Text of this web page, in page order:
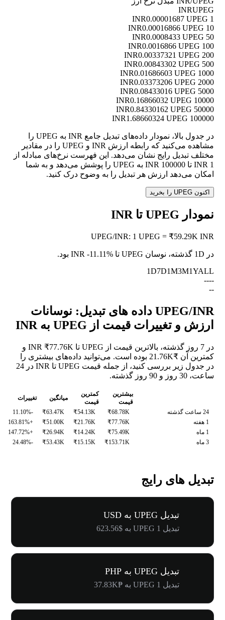
INRUPEG
1 INR
0.00001687 UPEG
10 INR
0.00016866 UPEG
50 INR
0.0008433 UPEG
100 INR
0.0016866 UPEG
200 INR
0.00337321 UPEG
500 INR
0.00843302 UPEG
1000 INR
0.01686603 UPEG
2000 INR
0.03373206 UPEG
5000 INR
0.08433016 UPEG
10000 INR
0.16866032 UPEG
50000 INR
0.84330162 UPEG
100000 INR
1.68660324 UPEG
در جدول بالا، نمودار داده‌های تبدیل جامع INR به UPEG را
مشاهده می‌کنید که رابطه ارزش INR و UPEG را در مقادیر
مختلف تبدیل رایج نشان می‌دهد. این فهرست نرخ‌های مبادله از
1 INR تا 100000 INR به UPEG را پوشش می‌دهد و به شما
امکان می‌دهد ارزش هر تبدیل را به وضوح درک کنید.
اکنون UPEG را بخرید
نمودار UPEG تا INR
UPEG/INR: 1 UPEG = ₹59.29K INR
در 1D گذشته، نوسان UPEG تا INR -11.11%
بود.
1D7D1M3M1YALL
--
--
--
UPEG/INR داده های تبدیل: نوسانات
ارزش و تغییرات قیمت از UPEG به INR
در 7 روز گذشته، بالاترین قیمت از UPEG تا INR ₹77.76K و
کمترین آن ₹21.76K بوده است. می‌توانید داده‌های بیشتری را
در جدول زیر بررسی کنید، از جمله قیمت UPEG تا INR در 24
ساعت، 30 روز و 90 روز گذشته.
بیشترین
قیمت
کمترین
قیمت
میانگین
تغییرات
24 ساعت گذشته
₹68.78K
₹54.13K
₹63.47K
-11.10%
1 هفته
₹77.76K
₹21.76K
₹51.00K
+163.81%
1 ماه
₹75.49K
₹14.24K
₹26.94K
+147.72%
3 ماه
₹153.71K
₹15.15K
₹53.43K
-24.48%
تبدیل های رایج
تبدیل UPEG به USD
تبدیل 1 UPEG به $623.56
تبدیل UPEG به PHP
تبدیل 1 UPEG به ₱37.83K